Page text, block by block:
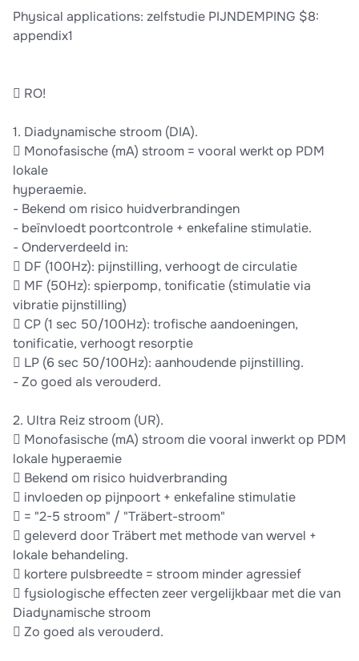
Physical applications: zelfstudie PIJNDEMPING $8:
appendix1
 RO!
1. Diadynamische stroom (DIA).
 Monofasische (mA) stroom = vooral werkt op PDM
lokale
hyperaemie.
- Bekend om risico huidverbrandingen
- beïnvloedt poortcontrole + enkefaline stimulatie.
- Onderverdeeld in:
 DF (100Hz): pijnstilling, verhoogt de circulatie
 MF (50Hz): spierpomp, tonificatie (stimulatie via
vibratie pijnstilling)
 CP (1 sec 50/100Hz): trofische aandoeningen,
tonificatie, verhoogt resorptie
 LP (6 sec 50/100Hz): aanhoudende pijnstilling.
- Zo goed als verouderd.
2. Ultra Reiz stroom (UR).
 Monofasische (mA) stroom die vooral inwerkt op PDM
lokale hyperaemie
 Bekend om risico huidverbranding
 invloeden op pijnpoort + enkefaline stimulatie
 = "2-5 stroom" / "Träbert-stroom"
 geleverd door Träbert met methode van wervel +
lokale behandeling.
 kortere pulsbreedte = stroom minder agressief
 fysiologische effecten zeer vergelijkbaar met die van
Diadynamische stroom
 Zo goed als verouderd.